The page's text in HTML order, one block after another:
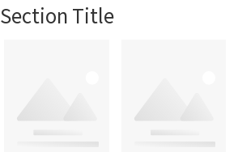
Section Title